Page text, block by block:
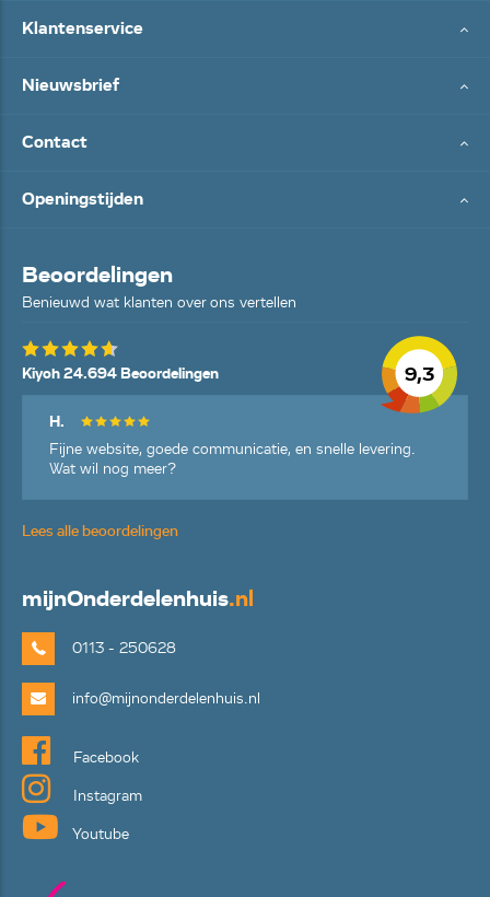
Klantenservice
Nieuwsbrief
Contact
Openingstijden
Beoordelingen
Benieuwd wat klanten over ons vertellen
9,3
Kiyoh 24.694 Beoordelingen
H.
Fijne website, goede communicatie, en snelle levering.
Wat wil nog meer?
Lees alle beoordelingen
mijnOnderdelenhuis.nl
0113 - 250628
info@mijnonderdelenhuis.nl
Facebook
Instagram
Youtube